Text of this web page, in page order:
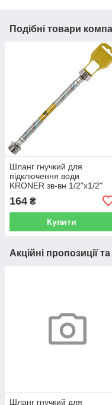
Подібні товари
Шланг гнучкий для
підключення води
KRONER зв-вн 1/2"x1/2"
30 см 134789 CV023667
164 ₴
Купити
Акційні пропозиції
Шланг гнучкий для